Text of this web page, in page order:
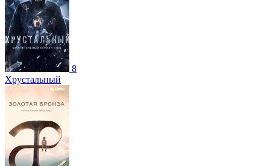
8
Хрустальный